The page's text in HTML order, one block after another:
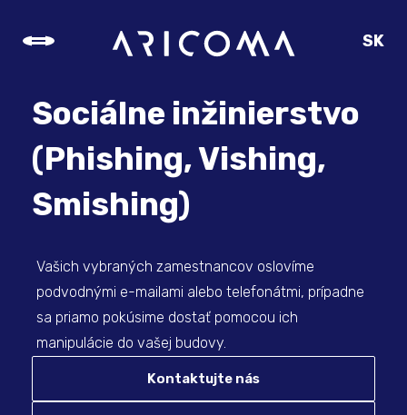
SK
Sociálne inžinierstvo
(Phishing, Vishing,
Smishing)
Vašich vybraných zamestnancov oslovíme
podvodnými e-mailami alebo telefonátmi, prípadne
sa priamo pokúsime dostať pomocou ich
manipulácie do vašej budovy.
Kontaktujte nás